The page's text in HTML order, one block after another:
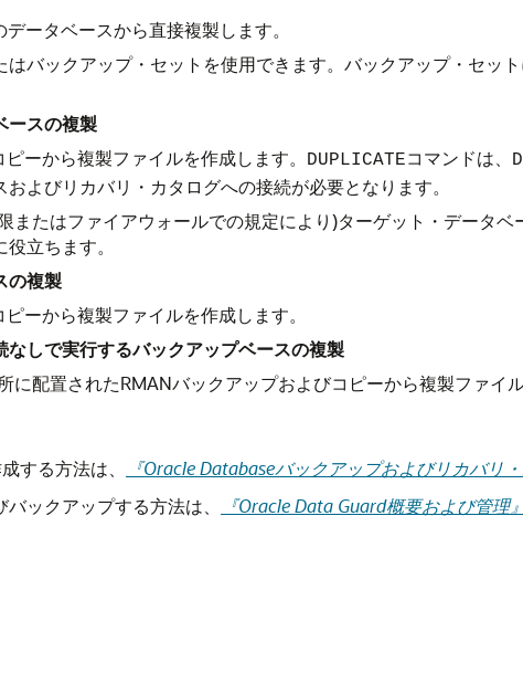
ータベースから直接複製します。
バックアップ・セットを使用できます。バックアップ・セッ
ースの複製
ーから複製ファイルを作成します。
DUPLICATEコマンドは、
よびリカバリ・カタログへの接続が必要となります。
またはファイアウォールでの規定により)ターゲット・データ
立ちます。
の複製
ーから複製ファイルを作成します。
しで実行するバックアップベースの複製
に配置されたRMANバックアップおよびコピーから複製ファイル
する方法は、 『Oracle Databaseバックアップおよびリカバリ
ックアップする方法は、
『Oracle Data Guard概要および管理』